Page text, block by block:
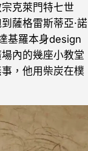
克萊門特七世
薩格雷斯蒂亞‧諾
基羅本身design
內的幾座小教堂
，他用柴炭在樸